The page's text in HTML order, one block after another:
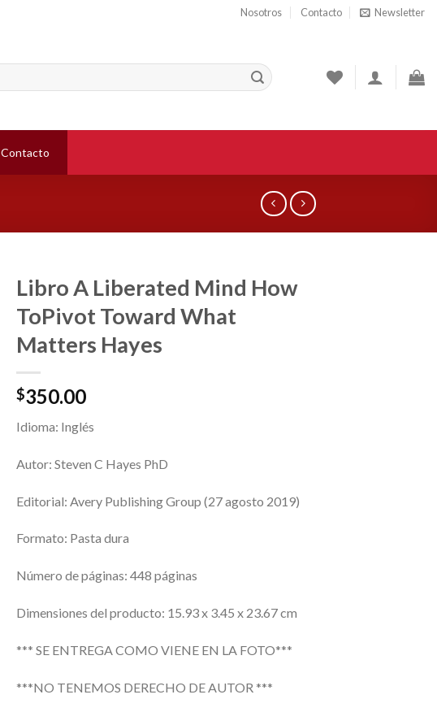
Nosotros Contacto Newsletter
Contacto
Libro A Liberated Mind How
ToPivot Toward What
Matters Hayes
$350.00
Idioma: Inglés
Autor: Steven C Hayes PhD
Editorial: Avery Publishing Group (27 agosto 2019)
Formato: Pasta dura
Número de páginas: 448 páginas
Dimensiones del producto: 15.93 x 3.45 x 23.67 cm
*** SE ENTREGA COMO VIENE EN LA FOTO***
***NO TENEMOS DERECHO DE AUTOR ***